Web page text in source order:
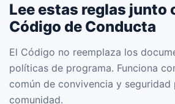
Lee estas reglas junto
Código de Conducta
El Código no reemplaza los
políticas de programa. Funciona
común de convivencia y seguridad
comunidad.